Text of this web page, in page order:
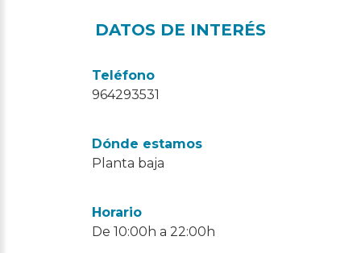
DATOS DE INTERÉS
Teléfono
964293531
Dónde estamos
Planta baja
Horario
De 10:00h a 22:00h